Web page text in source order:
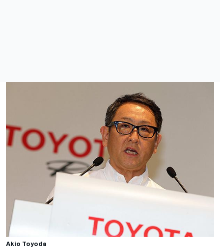
Akio Toyoda